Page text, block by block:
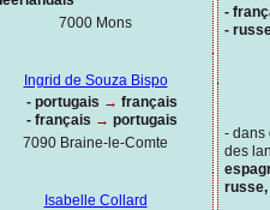
-
-
- dans
des
russe,
7000 Mons
Ingrid de Souza Bispo
- portugais → français
- français → portugais
7090 Braine-le-Comte
Isabelle Collard